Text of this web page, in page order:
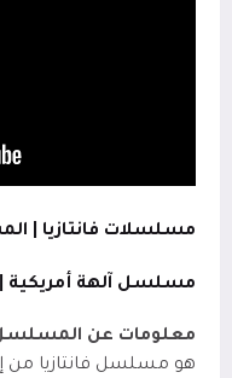
مسلسلات فانتازيا |
مسلسل آلهة أمريكية | American Gods
معلومات عن